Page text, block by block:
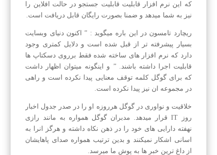
كه این نرم افزار قابلیت قابلیت جستجو در حالت افلاین را
نیز به شما میدهد و ضمنا بصورت رایگان قابل دریافت است.
ریچارد تامسون در این باره میگوید : ” اكنون دنیای وبسایت
بسیار پیشرفته تر از قبل شده است و دلایل كمتری وجود
دارد كه نرم افزار های ساخته شده فقط برروی دسكتاپ ها
قابلیت اجرا داشته باشند. ” و اینگونه میتوان اظهار داشت
كه برای گوگل كلمه توقف معنایی پیدا نكرده است و راهی
در مجموعه ان نیز پیدا نكرده است.
خلاقیت و نواوری در گوگل هرروزه او را در صدر جدول اخبار
روز IT قرار میدهد. مدبران گوگل همواره به مانند رازی
نهفته دارایی های خود را در ذهن نكاه داشته و هرگز انرا به
اسانی اشكار نمیكنند و بدین ترتیب همواره صدای پاهایشان
از داغ ترین خبر ها به پوش ما میرسد.